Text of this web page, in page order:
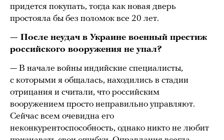
придется покупать, тогда как новая дверь
простояла бы без поломок все 20 лет.
— После неудач в Украине военный престиж
российского вооружения не упал?
— В начале войны индийские специалисты,
с которыми я общалась, находились в стадии
отрицания и считали, что российским
вооружением просто неправильно управляют.
Сейчас всем очевидна его
неконкурентоспособность, однако никто не любит